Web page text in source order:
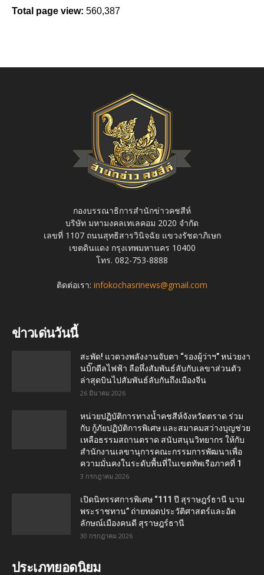
Total page view: 560,387
กองบรรณาธิการสำนักข่าวคชสีห์
บริษัท มหามงคลเทเลคอม 2020 จำกัด
เลขที่ 1107 ถนนสุทธิสารวินิจฉัย แขวงรัชดาภิเษก
เขตดินแดง กรุงเทพมหานคร 10400
โทร. 082-753-8888
ติดต่อเรา: infokochasrinews@gmail.com
ข่าวเด่นวันนี้
สะพัด! แวดวงพลังงานจับตา “รองผู้ว่าฯ” หน่วยงา
นบิ๊กดีลไฟฟ้า ลือหึ่งสัมพันธ์ลับกับเลขาส่วนตัว
ล่าสุดบินไปสัมพันธ์ลับกันถึงเมืองจีน
26 มีนาคม 2026
หน่วยปฏิบัติการทางน้ำคชสีห์จังหวัดตราด ร่วม
กับ กู้ภัยปฏิบัติการพิเศษ และสมาคมสว่างบุญช่วย
เหลือธรรมสถานตราด สนับสนุนวิทยากร ให้กับ
สำนักงานเลขานุการคณะกรรมการพัฒนาเพื่อ
ความมั่นคงในระดับพื้นที่ในเขตทัพเรือภาคที่ 1
3 กรกฎาคม 2026
เปิดนิทรรศการพิเศษ “111 ปี สุราษฎร์ธานี นาม
พระราชทาน” ถ่ายทอดประวัติศาสตร์และอัต
ลักษณ์เมืองคนดี สุราษฎร์ธานี
30 กรกฎาคม 2026
ประเภทยอดนิยม